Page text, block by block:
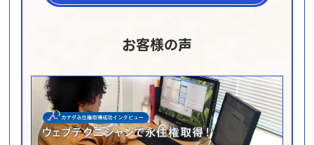
お客様の声